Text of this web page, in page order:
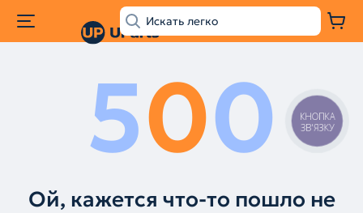
500
Ой, кажется что-то пошло не
КНОПКА
ЗВ'ЯЗКУ